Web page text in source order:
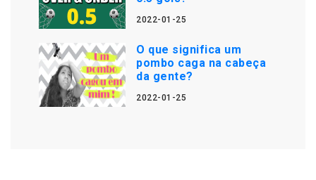
2022-01-25
O que significa um
pombo caga na cabeça
da gente?
2022-01-25